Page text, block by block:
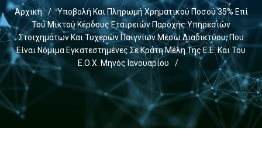
Αρχική /
Υποβολή Και Πληρωμή Χρηματικού Ποσού 35% Επί
Του Μικτού Κέρδους Εταιρειών Παροχής Υπηρεσιών
Στοιχημάτων Και Τυχερών Παιγνίων Μέσω Διαδικτύου, Που
Είναι Νόμιμα Εγκατεστημένες Σε Κράτη Μέλη Της Ε.Ε. Και Του
Ε.Ο.Χ. Μηνός Ιανουαρίου
/